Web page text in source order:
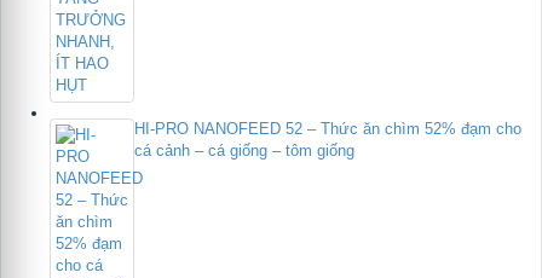
HI-PRO NANOFEED 52 – Thức ăn chìm 52% đạm cho
cá cảnh – cá giống – tôm giống